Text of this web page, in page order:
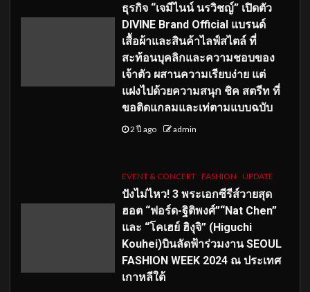
ธุรกิจ “เจมีไนน์ นรวิชญ์” เปิดตัว
DIVINE Brand Official แบรนด์
เสื้อผ้าและสินค้าไลฟ์สไตล์ ที่
สะท้อนบุคลิกและความชอบของ
เจ้าตัว ผสานความเรียบง่าย แต่
แฝงไปด้วยความสนุก ชิค สตรีท ที่
ขอติดแกลมและเท่ตามแบบฉบับ
2 ปี ago admin
EVENT & CONCERT FASHION UPDATE
ปังไม่ไหว! 3 พระเอกซีรีส์วายสุด
ฮอต “ฟอร์ด-ฐิติพงศ์”“Nat Chen”
และ “โคเฮย์ ฮิงุจิ” (Higuchi
Kouhei)บินลัดฟ้าร่วมงาน SEOUL
FASHION WEEK 2024 ณ ประเทศ
เกาหลีใต้